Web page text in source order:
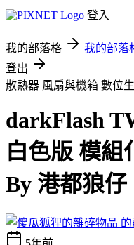
登入
我的部落格 我的部落
登出
散熱器 風扇與機箱 數位
darkFlash
白色版 模組
By 港都狼仔